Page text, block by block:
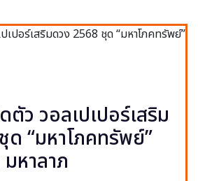
ว วอลเปเปอร์เสริม
ด “มหาโภคทรัพย์”
มหาลาภ